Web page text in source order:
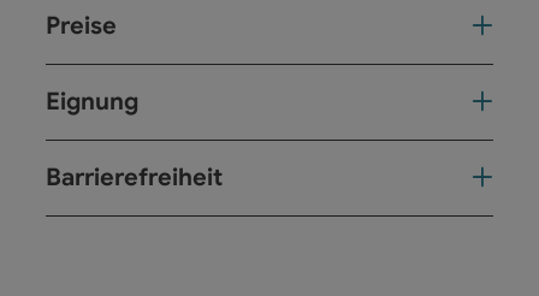
Preise
Eignung
Barrierefreiheit